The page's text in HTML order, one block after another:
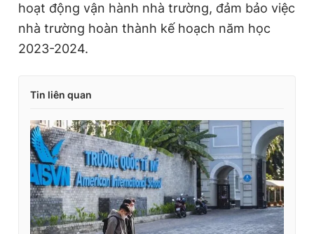
hoạt động vận hành nhà trường, đảm bảo việc
nhà trường hoàn thành kế hoạch năm học
2023-2024.
Tin liên quan